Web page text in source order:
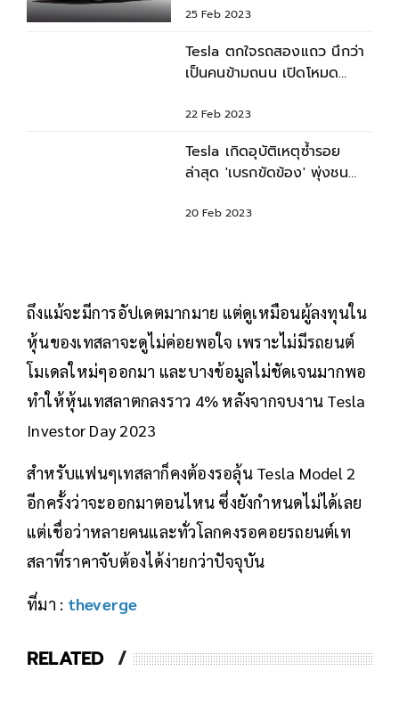
25 Feb 2023
Tesla ตกใจรถสองแถว นึกว่า
เป็นคนข้ามถนน เปิดโหมด
22 Feb 2023
Tesla เกิดอุบัติเหตุซ้ำรอย
ล่าสุด 'เบรกขัดข้อง' พุ่งชน
20 Feb 2023
ถึงแม้จะมีการอัปเดตมากมาย แต่ดูเหมือนผู้ลงทุนใน
หุ้นของเทสลาจะดูไม่ค่อยพอใจ เพราะไม่มีรถยนต์
โมเดลใหม่ๆออกมา และบางข้อมูลไม่ชัดเจนมากพอ
ทำให้หุ้นเทสลาตกลงราว 4% หลังจากจบงาน Tesla
Investor Day 2023
สำหรับแฟนๆเทสลาก็คงต้องรอลุ้น Tesla Model 2
อีกครั้งว่าจะออกมาตอนไหน ซึ่งยังกำหนดไม่ได้เลย
แต่เชื่อว่าหลายคนและทั่วโลกคงรอคอยรถยนต์เท
สลาที่ราคาจับต้องได้ง่ายกว่าปัจจุบัน
ที่มา : theverge
RELATED